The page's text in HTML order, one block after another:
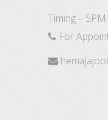
Timing –
For